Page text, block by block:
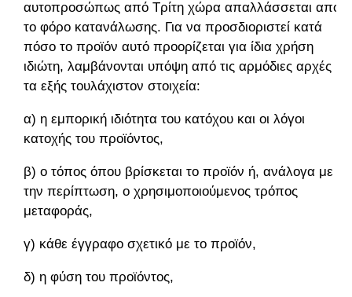
αυτοπροσώπως από Τρίτη χώρα απαλλάσσεται από
το φόρο κατανάλωσης. Για να προσδιοριστεί κατά
πόσο το προϊόν αυτό προορίζεται για ίδια χρήση
ιδιώτη, λαμβάνονται υπόψη από τις αρμόδιες αρχές
τα εξής τουλάχιστον στοιχεία:
α) η εμπορική ιδιότητα του κατόχου και οι λόγοι
κατοχής του προϊόντος,
β) ο τόπος όπου βρίσκεται το προϊόν ή, ανάλογα με
την περίπτωση, ο χρησιμοποιούμενος τρόπος
μεταφοράς,
γ) κάθε έγγραφο σχετικό με το προϊόν,
δ) η φύση του προϊόντος,